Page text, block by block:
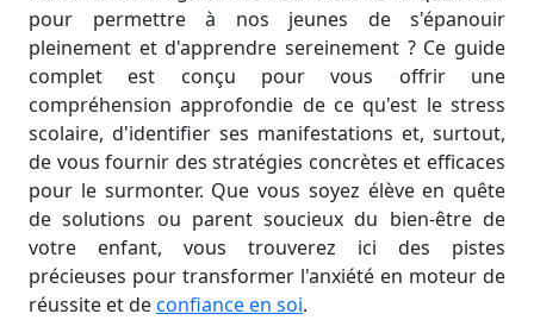
pour permettre à nos jeunes de s'épanouir
pleinement et d'apprendre sereinement ? Ce guide
complet est conçu pour vous offrir une
compréhension approfondie de ce qu'est le stress
scolaire, d'identifier ses manifestations et, surtout,
de vous fournir des stratégies concrètes et efficaces
pour le surmonter. Que vous soyez élève en quête
de solutions ou parent soucieux du bien-être de
votre enfant, vous trouverez ici des pistes
précieuses pour transformer l'anxiété en moteur de
réussite et deconfiance en soi.